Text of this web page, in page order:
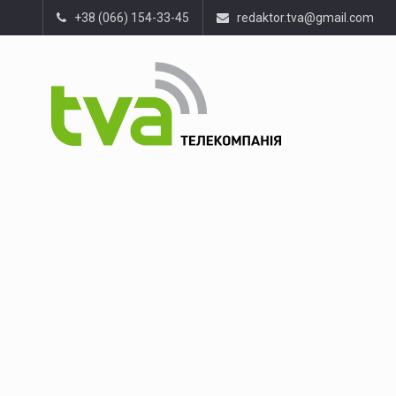
+38 (066) 154-33-45 redaktor.tva@gmail.com